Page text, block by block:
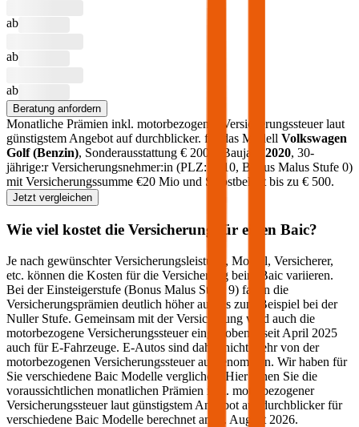
ab
ab
ab
Beratung anfordern
Monatliche Prämien inkl. motorbezogener Versicherungssteuer laut
günstigstem Angebot auf durchblicker. für das Modell Volkswagen
Golf(Benzin), Sonderausstattung € 2000 , Baujahr 2020, 30-
jährige:r Versicherungsnehmer:in (PLZ:
1010, Bonus Malus Stufe 0)
mit Versicherungssumme €20 Mio und Selbstbehalt bis zu € 500.
Jetzt vergleichen
Wie viel kostet die Versicherung für einen Baic?
Je nach gewünschter Versicherungsleistung, Modell, Versicherer,
etc. können die Kosten für die Versicherung beim
Baic variieren.
Bei der Einsteigerstufe (Bonus Malus Stufe 9) fallen die
Versicherungsprämien deutlich höher aus als zum Beispiel bei der
Nuller Stufe. Gemeinsam mit der Versicherung wird auch die
motorbezogene Versicherungssteuer eingehoben – seit April 2025
auch für E-Fahrzeuge. E-Autos sind daher nicht mehr von der
motorbezogenen Versicherungssteuer ausgenommen. Wir haben für
Sie verschiedene Baic Modelle verglichen. Hier sehen Sie die
voraussichtlichen monatlichen Prämien inkl. motorbezogener
Versicherungssteuer laut günstigstem Angebot auf durchblicker für
verschiedene Baic Modelle berechnet am 5. August 2026.